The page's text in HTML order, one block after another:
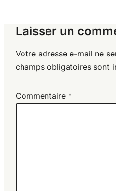
Laisser un
Votre adresse e-mail ne
champs obligatoires sont
Commentaire *